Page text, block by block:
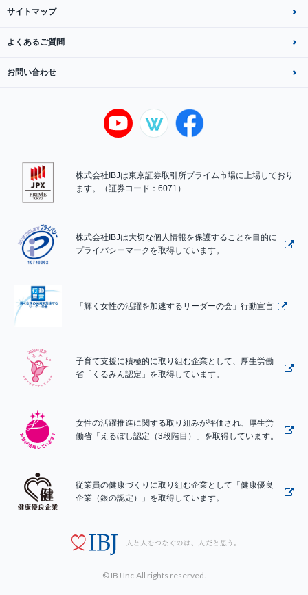
サイトマップ
よくあるご質問
お問い合わせ
株式会社IBJは東京証券取引所プライム市場に上場しており
ます。（証券コード：6071）
株式会社IBJは大切な個人情報を保護することを目的に
プライバシーマークを取得しています。
「輝く女性の活躍を加速するリーダーの会」行動宣言
子育て支援に積極的に取り組む企業として、厚生労働
省「くるみん認定」を取得しています。
女性の活躍推進に関する取り組みが評価され、厚生労
働省「えるぼし認定（3段階目）」を取得しています。
従業員の健康づくりに取り組む企業として「健康優良
企業（銀の認定）」を取得しています。
© IBJ Inc.All rights reserved.